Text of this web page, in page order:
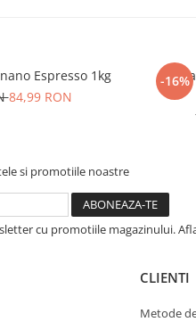
Espresso 1kg
84,99 RON
-16%
si promotiile noastre
cu promotiile magazinului.
CLIENTI
Metode